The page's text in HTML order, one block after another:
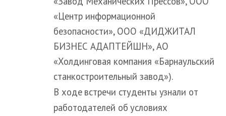
«Центр информационной
безопасности», OOO «ДИДЖИТАЛ
БИЗНЕС АДАПТЕЙШН», АО
«Холдинговая компания «Барнаульский
станкостроительный завод»).
В ходе встречи студенты узнали от
работодателей об условиях